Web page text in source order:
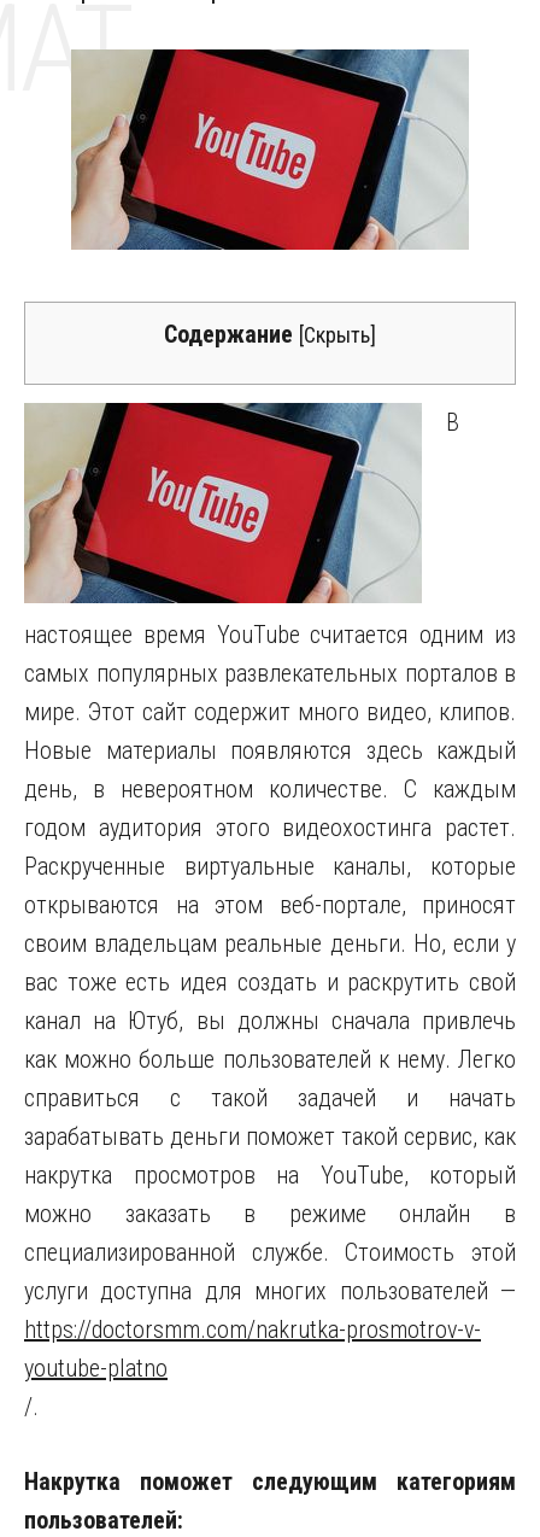
Содержание [Скрыть]
В
настоящее время YouTube считается одним из
самых популярных развлекательных порталов в
мире. Этот сайт содержит много видео, клипов.
Новые материалы появляются здесь каждый
день, в невероятном количестве. С каждым
годом аудитория этого видеохостинга растет.
Раскрученные виртуальные каналы, которые
открываются на этом веб-портале, приносят
своим владельцам реальные деньги. Но, если у
вас тоже есть идея создать и раскрутить свой
канал на Ютуб, вы должны сначала привлечь
как можно больше пользователей к нему. Легко
справиться с такой задачей и начать
зарабатывать деньги поможет такой сервис, как
накрутка просмотров на YouTube, который
можно заказать в режиме онлайн в
специализированной службе. Стоимость этой
услуги доступна для многих пользователей —
https://doctorsmm.com/nakrutka-prosmotrov-v-
youtube-platno
/.
Накрутка поможет следующим категориям
пользователей: